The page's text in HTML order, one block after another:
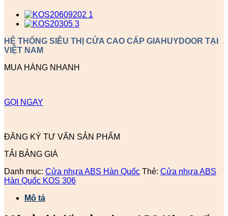
HỆ THỐNG SIÊU THỊ CỬA CAO CẤP GIAHUYDOOR TẠI
VIỆT NAM
MUA HÀNG NHANH
GỌI NGAY
ĐĂNG KÝ TƯ VẤN SẢN PHẨM
TẢI BẢNG GIÁ
Danh mục: Cửa nhựa ABS Hàn Quốc Thẻ: Cửa nhựa ABS
Hàn Quốc KOS 306
Mô tả